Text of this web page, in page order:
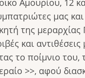
Αμουρίου, 12
μας
της
και
το ποίμνιο του,
>>, αφού